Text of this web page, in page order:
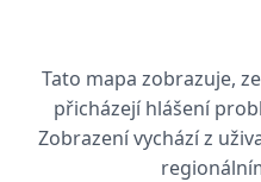
Tato mapa zobrazuje,
přicházejí hlášení
Zobrazení vychází z